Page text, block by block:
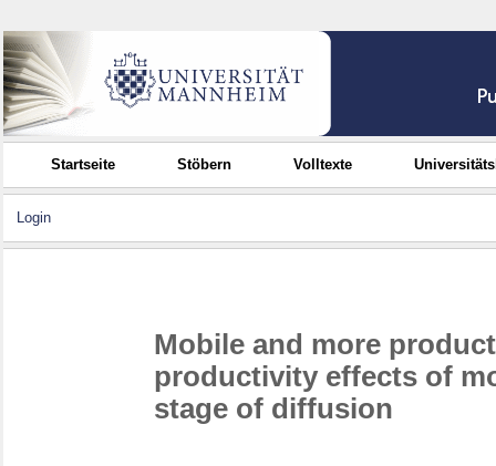
Startseite Stöbern Volltexte
Login
Mobile and more
productivity effects of
stage of diffusion